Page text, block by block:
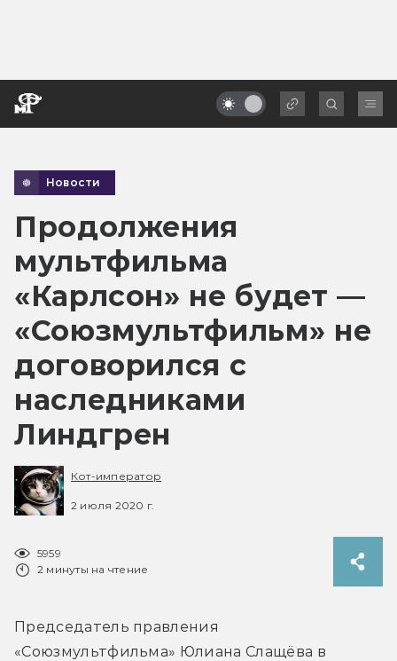
Новости
Продолжения
мультфильма
«Карлсон» не будет —
«Союзмультфильм» не
договорился с
наследниками
Линдгрен
Кот-император
2 июля 2020 г.
5959
2 минуты на чтение
Председатель правления
«Союзмультфильма» Юлиана Слащёва в